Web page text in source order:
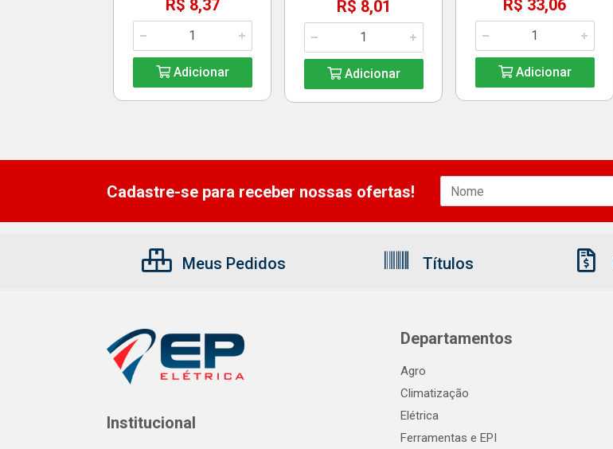
R$ 8,37
Adicionar
R$ 8,01
Adicionar
R$ 33,06
Adicionar
Cadastre-se para receber nossas ofertas!
Meus Pedidos Títulos
Institucional
Departamentos
Agro
Climatização
Elétrica
Ferramentas e EPI